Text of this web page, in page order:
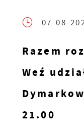
07-08-
Razem
Weź
21.00